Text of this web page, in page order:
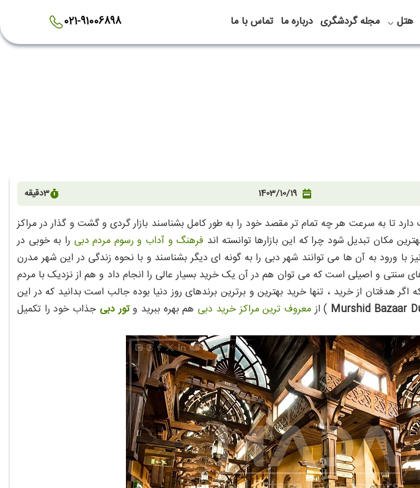
هتل مجله گردشگری درباره ما تماس با ما
021-91006898
1403/10/19
3دقیقه
تا به سرعت هر چه تمام تر مقصد خود را به طور کامل بشناسند بازار گردی و گشت و گذار در مراکز
مکان تبدیل شود چرا که این بازارها توانسته اند فرهنگ و آداب و رسوم مردم دبی را به خوبی در
با ورود به آن ها می توانند شهر دبی را به گونه ای دیگر بشناسند و با نحوه زندگی در این شهر مدرن
سنتی و اصیلی است که می توان هم در آن یک خرید بسیار عالی را انجام داد و هم از نزدیک با مردم
اگر هدفتان از خرید ، تنها خرید بهترین و برترین برندهای روز دنیا بوده جالب است بدانید که در این
Murshid Bazaar ) ازمعروف ترین مراکز خرید دبی هم بهره ببرید وتور دبی جذاب خود را تکمیل